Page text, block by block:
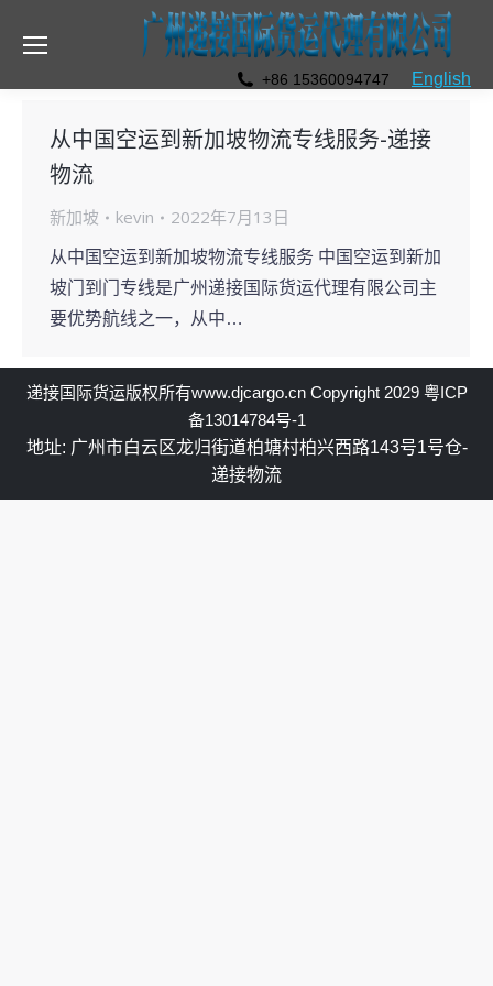
+86 15360094747 English
从中国空运到新加坡物流专线服务-递接
物流
新加坡 kevin 2022年7月13日
从中国空运到新加坡物流专线服务 中国空运到新加
坡门到门专线是广州递接国际货运代理有限公司主
要优势航线之一，从中…
递接国际货运版权所有www.djcargo.cnCopyright 2029 粤ICP
备13014784号-1
地址: 广州市白云区龙归街道柏塘村柏兴西路143号1号仓-
递接物流